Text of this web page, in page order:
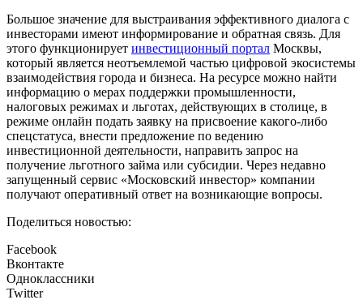
Большое значение для выстраивания эффективного диалога с
инвесторами имеют информирование и обратная связь. Для
этого функционирует инвестиционный портал Москвы,
который является неотъемлемой частью цифровой экосистемы
взаимодействия города и бизнеса. На ресурсе можно найти
информацию о мерах поддержки промышленности,
налоговых режимах и льготах, действующих в столице, в
режиме онлайн подать заявку на присвоение какого-либо
спецстатуса, внести предложение по ведению
инвестиционной деятельности, направить запрос на
получение льготного займа или субсидии. Через недавно
запущенный сервис «Московский инвестор» компании
получают оперативный ответ на возникающие вопросы.
Поделиться новостью:
Facebook
Вконтакте
Одноклассники
Twitter